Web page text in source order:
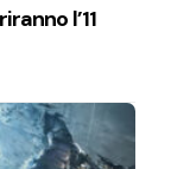
l’11